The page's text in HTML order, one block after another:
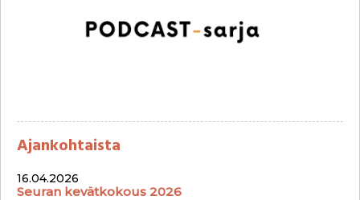
Ajankohtaista
16.04.2026
Seuran kevätkokous 2026